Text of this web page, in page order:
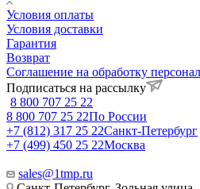
Условия оплаты
Условия доставки
Гарантия
Возврат
Соглашение на обработку
Подписаться на рассылку
8 800 707 25 22
8 800 707 25 22По России
+7 (812) 317 25 22Санкт-Петербург
+7 (499) 450 25 22Москва
sales@1tmp.ru